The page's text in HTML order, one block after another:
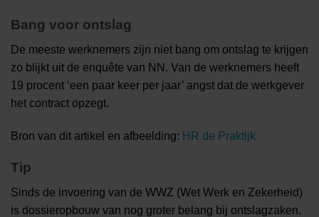
Bang voor ontslag
De meeste werknemers zijn niet bang om ontslag te krijgen
zo blijkt uit de enquête van NN. Van de werknemers heeft
19 procent ‘een paar keer per jaar’ angst dat de werkgever
het contract opzegt.
Bron van dit artikel en afbeelding: HR de Praktijk
Tip
Sinds de invoering van de WWZ (Wet Werk en Zekerheid)
is dossieropbouw van nog groter belang bij ontslagzaken.